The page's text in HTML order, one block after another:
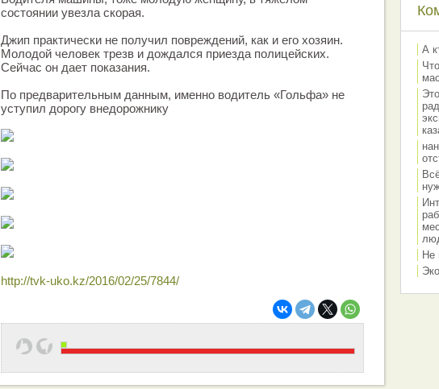
состоянии увезла скорая.
Джип практически не получил повреждений, как и его хозяин.
Молодой человек трезв и дождался приезда полицейских.
Сейчас он дает показания.
По предварительным данным, именно водитель «Гольфа» не
уступил дорогу внедорожнику
http://tvk-uko.kz/2016/02/25/7844/
А
Не